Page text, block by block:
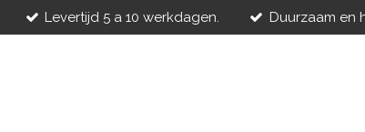
Levertijd 5 a 10 werkdagen. Duurzaam en